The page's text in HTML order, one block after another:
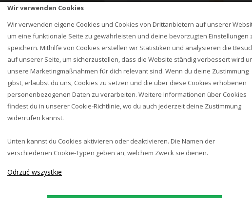
Wir verwenden Cookies
Wir verwenden eigene Cookies und Cookies von Drittanbietern auf unserer
um eine funktionale Seite zu gewährleisten und deine bevorzugten Einstellungen
speichern. Mithilfe von Cookies erstellen wir Statistiken und analysieren die
auf unserer Seite, um sicherzustellen, dass die Website ständig verbessert wird
unsere Marketingmaßnahmen für dich relevant sind. Wenn du deine Zustimmung
gibst, erlaubst du uns, Cookies zu setzen und die über diese Cookies erhobenen
personenbezogenen Daten zu verarbeiten. Weitere Informationen über Cookies
findest du in unserer Cookie-Richtlinie, wo du auch jederzeit deine Zustimmung
widerrufen kannst.
Unten kannst du Cookies aktivieren oder deaktivieren. Die Namen der
verschiedenen Cookie-Typen geben an, welchem Zweck sie dienen.
2.568,00
Czas dostawy: ok. 25 dni Czas dostawy: ok. 20 dni